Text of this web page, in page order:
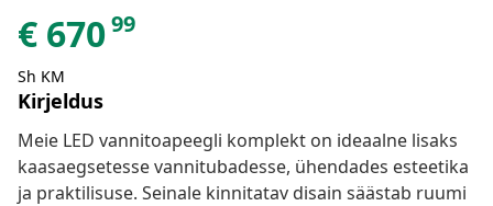
€ 67099
Sh KM
Kirjeldus
Meie LED vannitoapeegli komplekt on ideaalne lisaks
kaasaegsetesse vannitubadesse, ühendades esteetika
ja praktilisuse. Seinale kinnitatav disain säästab ruumi